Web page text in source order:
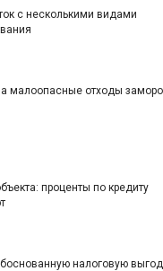
с несколькими видами
малоопасные отходы
проценты по кредиту
налоговую